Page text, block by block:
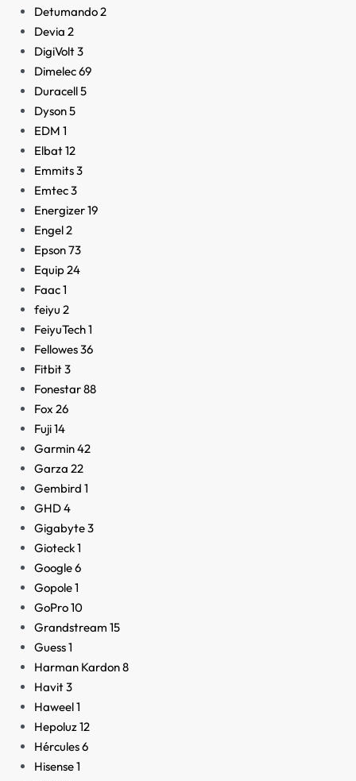
Detumando2
Devia 2
DigiVolt3
Dimelec69
Duracell5
Dyson5
EDM 1
Elbat12
Emmits3
Emtec3
Energizer19
Engel2
Epson73
Equip24
Faac1
feiyu 2
FeiyuTech1
Fellowes36
Fitbit3
Fonestar88
Fox 26
Fuji14
Garmin42
Garza 22
Gembird 1
GHD4
Gigabyte3
Gioteck1
Google6
Gopole1
GoPro10
Grandstream 15
Guess1
Harman Kardon8
Havit3
Haweel1
Hepoluz12
Hércules6
Hisense1